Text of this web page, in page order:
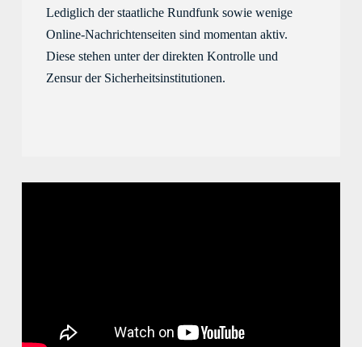
Lediglich der staatliche Rundfunk sowie
Online-Nachrichtenseiten sind momentan
Diese stehen unter der direkten Kontrolle und
Zensur der Sicherheitsinstitutionen.